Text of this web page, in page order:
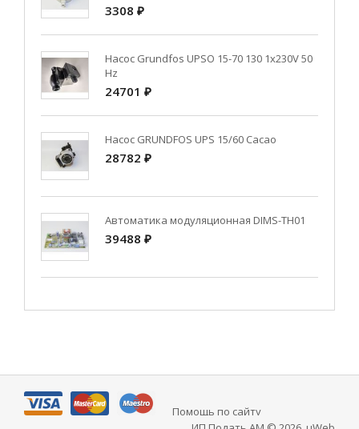
3308 ₽
Насос Grundfos UPSO 15-70 130 1x230V 50
Hz
24701 ₽
Насос GRUNDFOS UPS 15/60 Cacao
28782 ₽
Автоматика модуляционная DIMS-TH01
39488 ₽
Помощь по сайту